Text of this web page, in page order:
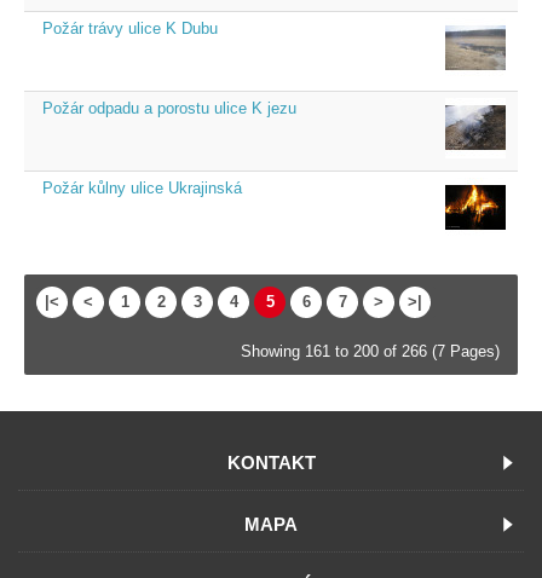
Požár trávy ulice K Dubu
Požár odpadu a porostu ulice K jezu
Požár kůlny ulice Ukrajinská
|< < 1 2 3 4 5 6 7 > >|
Showing 161 to 200 of 266 (7 Pages)
KONTAKT
MAPA